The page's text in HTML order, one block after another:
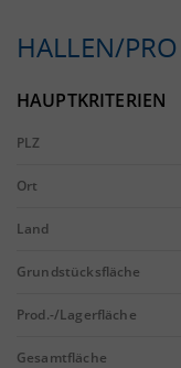
HALLEN/
HAUPTKRITERIEN
PLZ
Ort
Land
Grundstücksfläche
Prod.-/Lagerfläche
Gesamtfläche